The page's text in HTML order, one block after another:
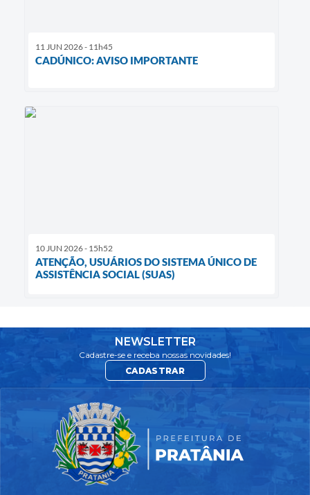
11 JUN 2026 - 11h45
CADÚNICO: AVISO IMPORTANTE
10 JUN 2026 - 15h52
ATENÇÃO, USUÁRIOS DO SISTEMA ÚNICO DE
ASSISTÊNCIA SOCIAL (SUAS)
NEWSLETTER
Cadastre-se e receba nossas novidades!
CADASTRAR